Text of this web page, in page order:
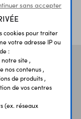
30 ANS
sans accepter
cookies pour traiter
votre adresse IP ou
:
site ,
nos contenus ,
de produits ,
de vos centres
(ex. réseaux